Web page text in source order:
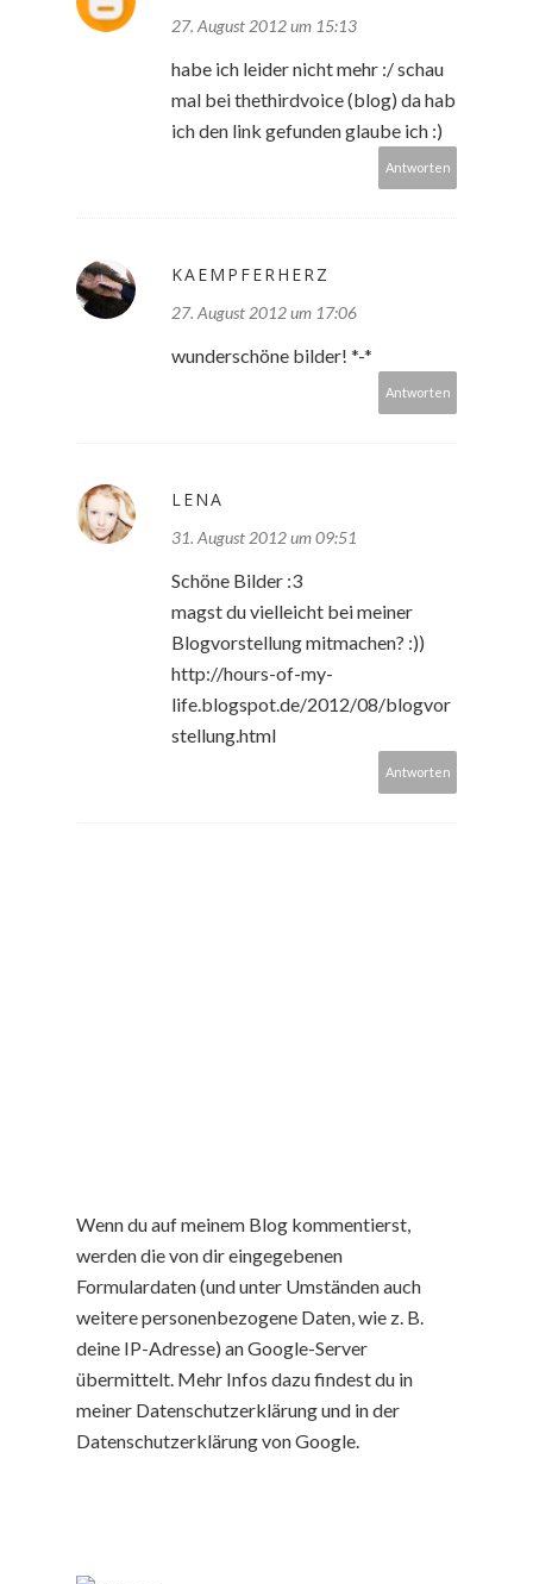
27. August 2012 um 15:13
habe ich leider nicht mehr :/ schau
mal bei thethirdvoice (blog) da hab
ich den link gefunden glaube ich :)
Antworten
KAEMPFERHERZ
27. August 2012 um 17:06
wunderschöne bilder! *-*
Antworten
LENA
31. August 2012 um 09:51
Schöne Bilder :3
magst du vielleicht bei meiner
Blogvorstellung mitmachen? :))
http://hours-of-my-
life.blogspot.de/2012/08/blogvor
stellung.html
Antworten
Wenn du auf meinem Blog kommentierst,
werden die von dir eingegebenen
Formulardaten (und unter Umständen auch
weitere personenbezogene Daten, wie z. B.
deine IP-Adresse) an Google-Server
übermittelt. Mehr Infos dazu findest du in
meiner Datenschutzerklärung und in der
Datenschutzerklärung von Google.